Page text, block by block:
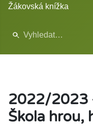
Žákovská knížka
2022/2023
Škola hrou,